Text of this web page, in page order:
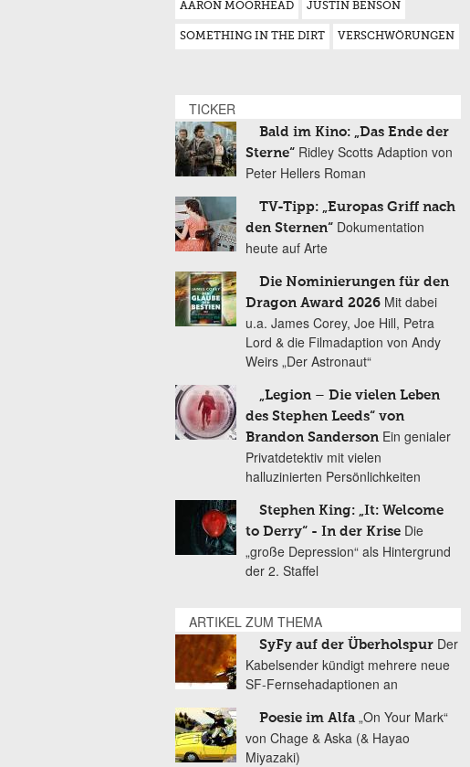
AARON MOORHEAD JUSTIN BENSON
SOMETHING IN THE DIRT VERSCHWÖRUNGEN
TICKER
Bald im Kino: „Das Ende der
Sterne“ Ridley Scotts Adaption von
Peter Hellers Roman
TV-Tipp: „Europas Griff nach
den Sternen“ Dokumentation
heute auf Arte
Die Nominierungen für den
Dragon Award 2026 Mit dabei
u.a. James Corey, Joe Hill, Petra
Lord & die Filmadaption von Andy
Weirs „Der Astronaut“
„Legion – Die vielen Leben
des Stephen Leeds“ von
Brandon Sanderson Ein genialer
Privatdetektiv mit vielen
halluzinierten Persönlichkeiten
Stephen King: „It: Welcome
to Derry“ - In der Krise Die
„große Depression“ als Hintergrund
der 2. Staffel
ARTIKEL ZUM THEMA
SyFy auf der Überholspur Der
Kabelsender kündigt mehrere neue
SF-Fernsehadaptionen an
Poesie im Alfa „On Your Mark“
von Chage & Aska (& Hayao
Miyazaki)